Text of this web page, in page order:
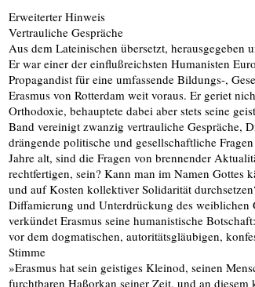
Erweiterter Hinweis
Vertrauliche Gespräche
Aus dem Lateinischen übersetzt,
Er war einer der einflußreichsten Humanisten
Propagandist für eine umfassende Bildungs-,
Erasmus von Rotterdam weit voraus. Er geriet
Orthodoxie, behauptete dabei aber stets seine
Band vereinigt zwanzig vertrauliche Gespräche,
drängende politische und gesellschaftliche
Jahre alt, sind die Fragen von brennender
rechtfertigen, sein? Kann man im Namen Gottes
und auf Kosten kollektiver Solidarität
Diffamierung und Unterdrückung des
verkündet Erasmus seine humanistische
vor dem dogmatischen, autoritätsgläubigen,
Stimme
»Erasmus hat sein geistiges Kleinod, seinen
furchtbaren Haßorkan seiner Zeit, und an